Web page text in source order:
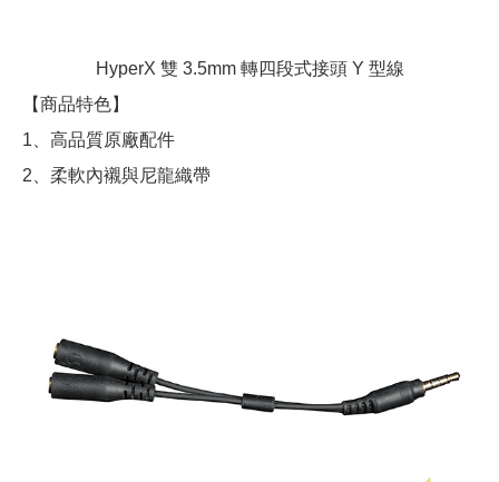
HyperX 雙 3.5mm 轉四段式接頭 Y 型線
【商品特色】
1、高品質原廠配件
2、柔軟內襯與尼龍織帶